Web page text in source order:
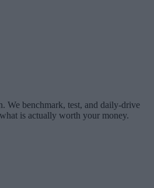
We benchmark, test, and daily-drive
is actually worth your money.